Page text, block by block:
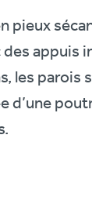
pieux
appuis
les